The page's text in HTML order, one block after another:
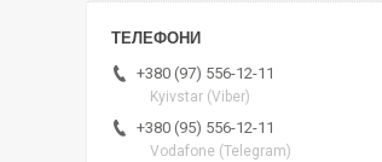
+380 (97) 556-12-11
Kyivstar (Viber)
+380 (95) 556-12-11
Vodafone (Telegram)